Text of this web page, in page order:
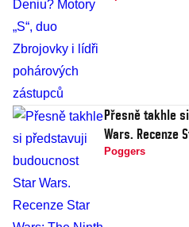
Přesně takhle
Wars. Recenze
Poggers